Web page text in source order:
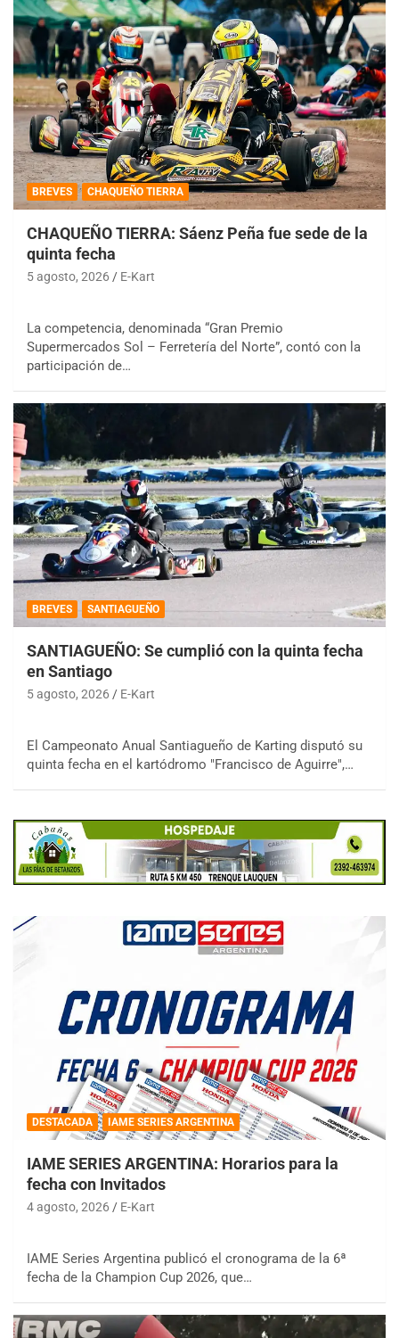
BREVES CHAQUEÑO TIERRA
CHAQUEÑO TIERRA: Sáenz Peña fue sede de la
quinta fecha
5 agosto, 2026 E-Kart
La competencia, denominada “Gran Premio
Supermercados Sol – Ferretería del Norte”, contó con la
participación de…
BREVES SANTIAGUEÑO
SANTIAGUEÑO: Se cumplió con la quinta fecha
en Santiago
5 agosto, 2026 E-Kart
El Campeonato Anual Santiagueño de Karting disputó su
quinta fecha en el kartódromo "Francisco de Aguirre",…
DESTACADA IAME SERIES ARGENTINA
IAME SERIES ARGENTINA: Horarios para la
fecha con Invitados
4 agosto, 2026 E-Kart
IAME Series Argentina publicó el cronograma de la 6ª
fecha de la Champion Cup 2026, que…